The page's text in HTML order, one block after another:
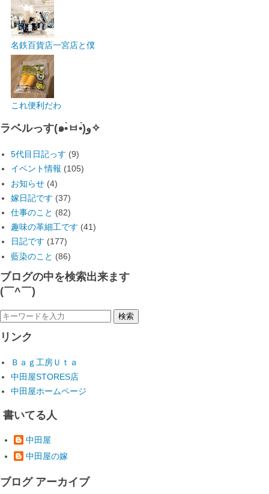
名鉄百貨店一宮店と僕
これ便利だわ
ラベルっす(๑•̀ㅂ•́)و✧
5代目日記っす (9)
イベント情報 (105)
お知らせ (4)
嫁日記です (37)
仕事のこと (82)
趣味の革細工です (41)
日記です (177)
藍染のこと (86)
ブログの中を検索出来ます
(￣^￣)ゞ
リンク
Ｂａｇ工房Ｕｔａ
中田屋STORES店
中田屋ホームページ
書いてる人
中田屋
中田屋の嫁
ブログ アーカイブ